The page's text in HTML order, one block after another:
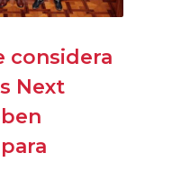
considera
Next